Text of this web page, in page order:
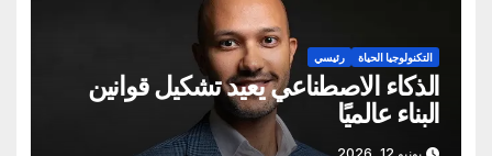
التكنولوجيا الحياة رئيسي
الذكاء الاصطناعي يعيد تشكيل قوانين
البناء عالميًا